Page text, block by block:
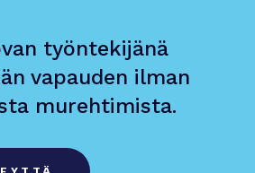
työntekijänä
vapauden ilman
murehtimista.